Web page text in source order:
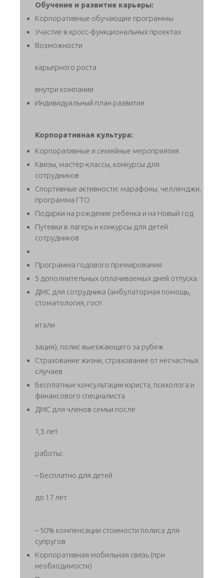
Обучение и развитие карьеры:
Корпоративные обучающие программы
Участие в кросс-функциональных проектах
Возможности
карьерного роста
внутри компании
Индивидуальный план развития
Корпоративная культура:
Корпоративные и семейные мероприятия
Квизы, мастер-классы, конкурсы для
сотрудников
Спортивные активности: марафоны, челленджи,
программа ГТО
Подарки на рождение ребёнка и на Новый год
Путевки в лагерь и конкурсы для детей
сотрудников
Программа годового премирования
5 дополнительных оплачиваемых дней отпуска
ДМС для сотрудника (амбулаторная помощь,
стоматология, госп
итали
зация), полис выезжающего за рубеж
Страхование жизни, страхование от несчастных
случаев
Бесплатные консультации юриста, психолога и
финансового специалиста
ДМС для членов семьи после
1,5 лет
работы:
– Бесплатно для детей
до 17 лет
– 50% компенсации стоимости полиса для
супругов
Корпоративная мобильная связь (при
необходимости)